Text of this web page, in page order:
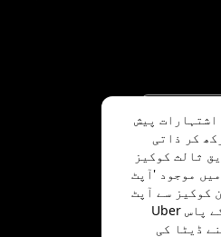
پیش
کر ذاتی
ثالث کوکیز
موجود 'آپٹ
کوکیز سے آپٹ
آؤٹ کر سکتے ہیں۔ اگر آپ کے پاس Uber
ڈیٹا کی